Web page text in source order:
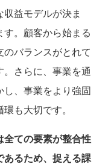
益モデルが決ま
。顧客から始まる
バランスがとれて
さらに、事業を通
し、事業をより強固
も大切です。
全ての要素が整合性
あるため、捉える課